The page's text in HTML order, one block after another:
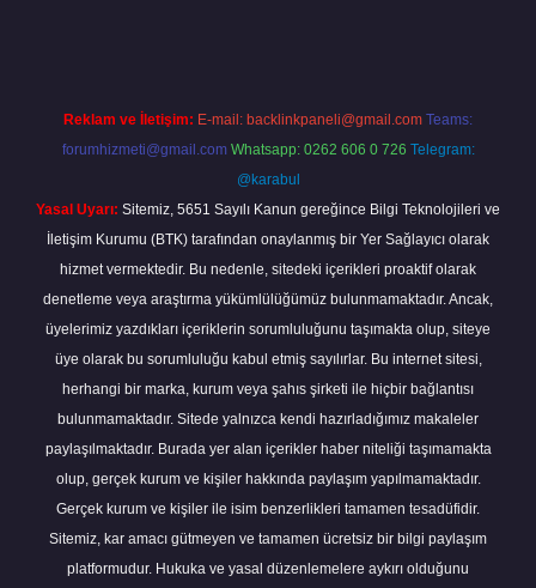
Reklam ve İletişim: E-mail: backlinkpaneli@gmail.com Teams:
forumhizmeti@gmail.com Whatsapp: 0262 606 0 726 Telegram:
@karabul
Yasal Uyarı: Sitemiz, 5651 Sayılı Kanun gereğince Bilgi Teknolojileri ve
İletişim Kurumu (BTK) tarafından onaylanmış bir Yer Sağlayıcı olarak
hizmet vermektedir. Bu nedenle, sitedeki içerikleri proaktif olarak
denetleme veya araştırma yükümlülüğümüz bulunmamaktadır. Ancak,
üyelerimiz yazdıkları içeriklerin sorumluluğunu taşımakta olup, siteye
üye olarak bu sorumluluğu kabul etmiş sayılırlar. Bu internet sitesi,
herhangi bir marka, kurum veya şahıs şirketi ile hiçbir bağlantısı
bulunmamaktadır. Sitede yalnızca kendi hazırladığımız makaleler
paylaşılmaktadır. Burada yer alan içerikler haber niteliği taşımamakta
olup, gerçek kurum ve kişiler hakkında paylaşım yapılmamaktadır.
Gerçek kurum ve kişiler ile isim benzerlikleri tamamen tesadüfidir.
Sitemiz, kar amacı gütmeyen ve tamamen ücretsiz bir bilgi paylaşım
platformudur. Hukuka ve yasal düzenlemelere aykırı olduğunu